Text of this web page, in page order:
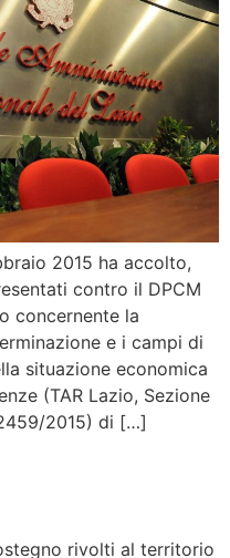
2015 ha accolto,
contro il DPCM
concernente la
e i campi di
situazione economica
(TAR Lazio, Sezione
2015) di […]
rivolti al territorio